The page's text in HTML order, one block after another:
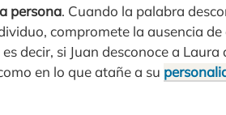
persona. Cuando la palabra
compromete la ausencia
decir, si Juan desconoce a Laura
en lo que atañe a su